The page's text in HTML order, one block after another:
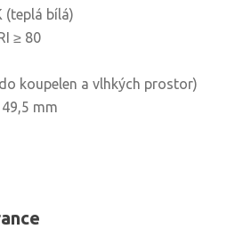
(teplá bílá)
≥ 80
koupelen a vlhkých prostor)
mm